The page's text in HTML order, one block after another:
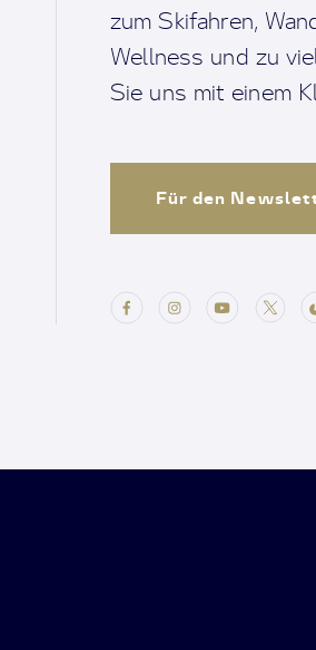
zum Skifahren,
Wellness und zu
Sie uns mit einem
Für den